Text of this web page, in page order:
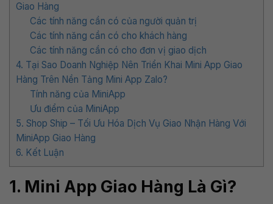
Giao Hàng
Các tính năng cần có của người quản trị
Các tính năng cần có cho khách hàng
Các tính năng cần có cho đơn vị giao dịch
4. Tại Sao Doanh Nghiệp Nên Triển Khai Mini App Giao
Hàng Trên Nền Tảng Mini App Zalo?
Tính năng của MiniApp
Ưu điểm của MiniApp
5. Shop Ship – Tối Ưu Hóa Dịch Vụ Giao Nhận Hàng Với
MiniApp Giao Hàng
6. Kết Luận
1. Mini App Giao Hàng Là Gì?